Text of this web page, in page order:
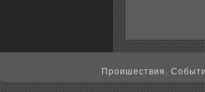
Пpoишествия.